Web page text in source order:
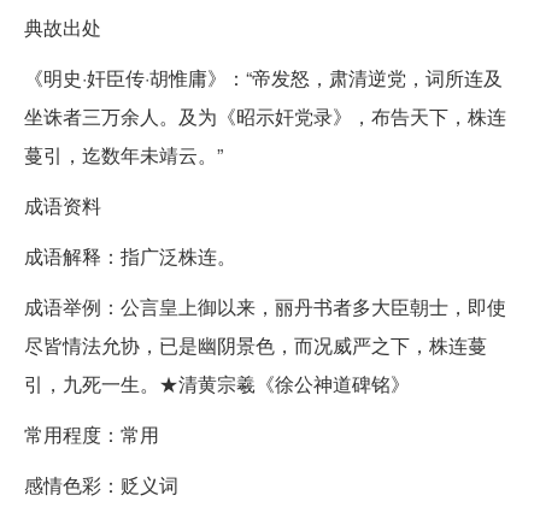
典故出处
《明史·奸臣传·胡惟庸》：“帝发怒，肃清逆党，词所连及
坐诛者三万余人。及为《昭示奸党录》，布告天下，株连
蔓引，迄数年未靖云。”
成语资料
成语解释：指广泛株连。
成语举例：公言皇上御以来，丽丹书者多大臣朝士，即使
尽皆情法允协，已是幽阴景色，而况威严之下，株连蔓
引，九死一生。★清黄宗羲《徐公神道碑铭》
常用程度：常用
感情色彩：贬义词